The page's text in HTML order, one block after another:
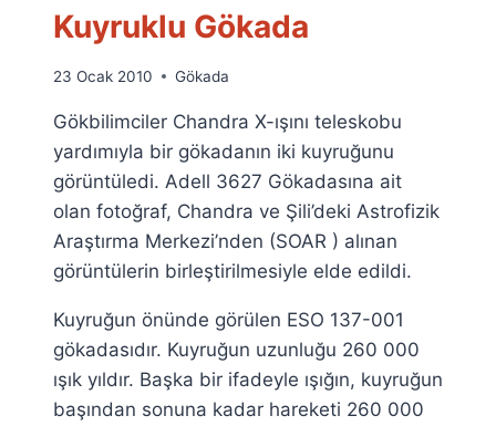
Kuyruklu Gökada
By
Fuat
Özyar
23 Ocak 2010 Gökada
Gökbilimciler Chandra X-ışını teleskobu
yardımıyla bir gökadanın iki kuyruğunu
görüntüledi. Adell 3627 Gökadasına ait
olan fotoğraf, Chandra ve Şili’deki Astrofizik
Araştırma Merkezi’nden (SOAR ) alınan
görüntülerin birleştirilmesiyle elde edildi.
Kuyruğun önünde görülen ESO 137-001
gökadasıdır. Kuyruğun uzunluğu 260 000
ışık yıldır. Başka bir ifadeyle ışığın, kuyruğun
başından sonuna kadar hareketi 260 000